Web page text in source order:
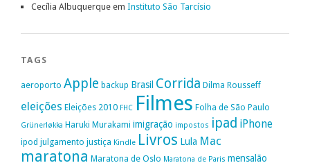
Cecília Albuquerque em Instituto São Tarcísio
TAGS
aeroporto Apple backup Brasil Corrida Dilma Rousseff
eleições Eleições 2010 FHC Filmes Folha de São Paulo
Grünerløkka Haruki Murakami imigração impostos ipad iPhone
ipod julgamento justiça Kindle Livros Lula Mac
maratona Maratona de Oslo Maratona de Paris mensalão